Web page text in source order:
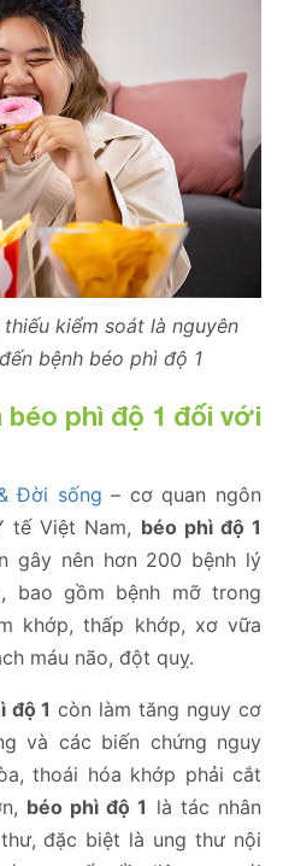
kiểm soát là nguyên
bệnh béo phì độ 1
phì độ 1 đối với
Đời sống – cơ quan ngôn
tế Việt Nam, béo phì độ 1
gây nên hơn 200 bệnh lý
bao gồm bệnh mỡ trong
khớp, thấp khớp, xơ vữa
máu não, đột quỵ.
độ 1 còn làm tăng nguy cơ
và các biến chứng nguy
thoái hóa khớp phải cắt
béo phì độ 1 là tác nhân
đặc biệt là ung thư nội